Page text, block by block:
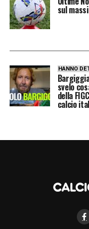
LA PLAYLIST
sul
HANNO
svelo
della
calcio